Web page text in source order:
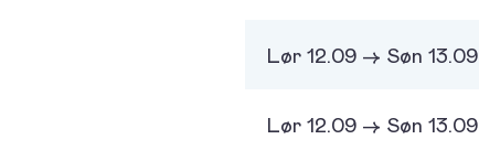
Lør 12.09 -> Søn 13.09
Lør 12.09 -> Søn 13.09